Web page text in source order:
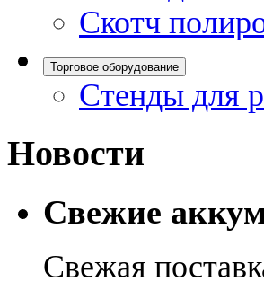
Скотч
Торговое оборудование
Стенды для
Новости
Свежие
Свежая